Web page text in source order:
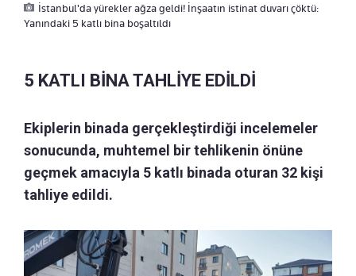
İstanbul'da yürekler ağza geldi! İnşaatın istinat duvarı çöktü:
Yanındaki 5 katlı bina boşaltıldı
5 KATLI BİNA TAHLİYE EDİLDİ
Ekiplerin binada gerçekleştirdiği incelemeler
sonucunda, muhtemel bir tehlikenin önüne
geçmek amacıyla 5 katlı binada oturan 32 kişi
tahliye edildi.